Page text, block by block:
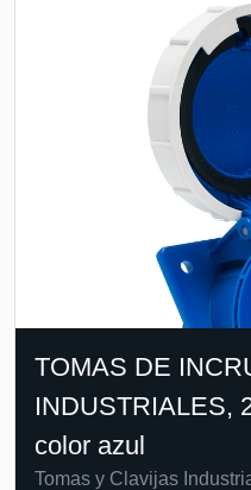
TOMAS DE
INDUSTRIALES,
color azul
Tomas y Clavijas